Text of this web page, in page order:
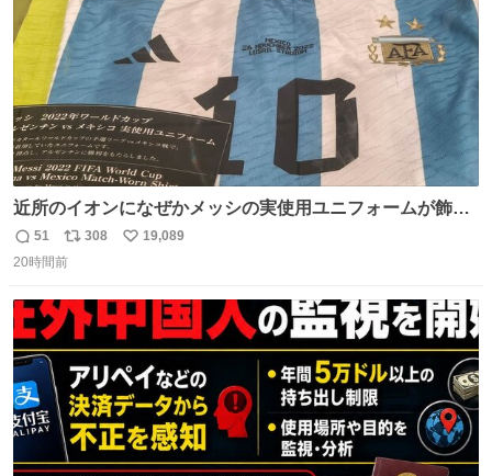
近所のイオンになぜかメッシの実使用ユニフォームが飾っ
てあっておもろい
返
信
51
リ
ポ
ト
数
308
い
数
19,089
20時間前